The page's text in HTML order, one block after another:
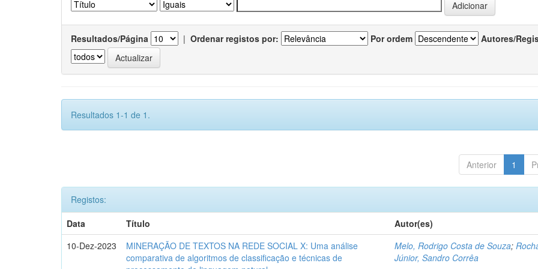
Resultados/Página | Ordenar registos por: Por ordem Autores/
Resultados 1-1 de 1.
Anterior 1
Registos:
Data
Título
Autor(es)
10-Dez-2023
MINERAÇÃO DE TEXTOS NA REDE SOCIAL X: Uma análise
comparativa de algoritmos de classificação e técnicas de
Melo, Rodrigo Costa de Souza;
Júnior, Sandro Corrêa